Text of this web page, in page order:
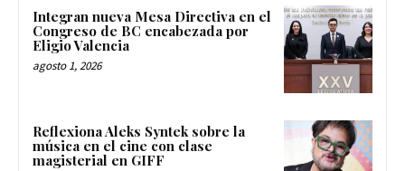
Integran nueva Mesa Directiva en el
Congreso de BC encabezada por
Eligio Valencia
agosto 1, 2026
Reflexiona Aleks Syntek sobre la
música en el cine con clase
magisterial en GIFF